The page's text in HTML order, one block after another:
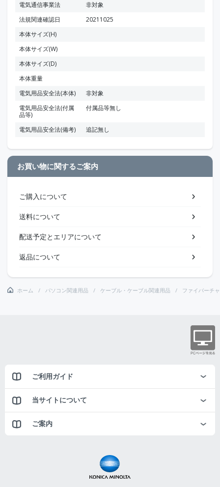
電気通信事業法
非対象
法規関連確認日
20211025
本体サイズ(H)
本体サイズ(W)
本体サイズ(D)
本体重量
電気用品安全法(本体)
非対象
電気用品安全法(付属
品等)
付属品等無し
電気用品安全法(備考) 追記無し
お買い物に関するご案内
ご購入について
送料について
配送予定とエリアについて
返品について
ホーム パソコン関連用品 ケーブル・ケーブル関連用品 ファイバーチ
ご利用ガイド
当サイトについて
ご案内